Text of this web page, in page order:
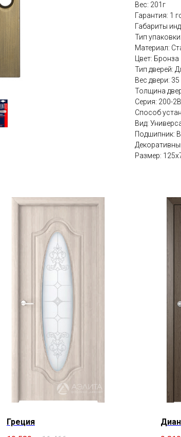
Вес: 201г
Гарантия: 1
Габариты
Тип
Материал:
Цвет: Бронза
Тип дверей:
Вес двери: 35
Толщина
Серия: 200-2В
Способ
Вид:
Подшипник:
Размер:
Греция